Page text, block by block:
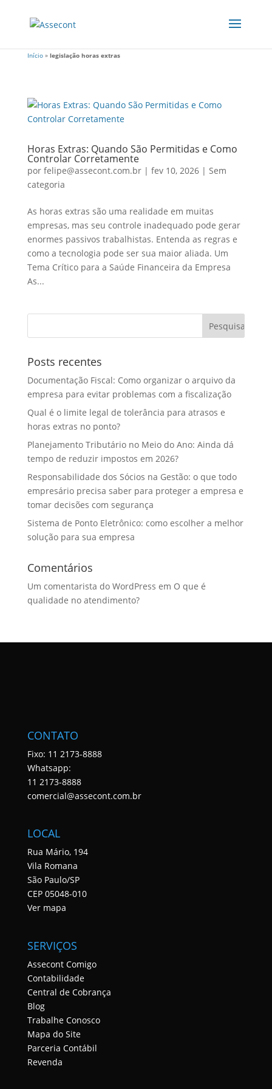
Início» legislação horas extras
Horas Extras: Quando São Permitidas e Como
Controlar Corretamente
por felipe@assecont.com.br| fev 10, 2026| Sem
categoria
As horas extras são uma realidade em muitas
empresas, mas seu controle inadequado pode gerar
enormes passivos trabalhistas. Entenda as regras e
como a tecnologia pode ser sua maior aliada. Um
Tema Crítico para a Saúde Financeira da Empresa
As...
Posts recentes
Documentação Fiscal: Como organizar o arquivo da
empresa para evitar problemas com a fiscalização
Qual é o limite legal de tolerância para atrasos e
horas extras no ponto?
Planejamento Tributário no Meio do Ano: Ainda dá
tempo de reduzir impostos em 2026?
Responsabilidade dos Sócios na Gestão: o que todo
empresário precisa saber para proteger a empresa e
tomar decisões com segurança
Sistema de Ponto Eletrônico: como escolher a melhor
solução para sua empresa
Comentários
Um comentarista do WordPress em O que é
qualidade no atendimento?
CONTATO
Fixo: 11 2173-8888
Whatsapp:
11 2173-8888
comercial@assecont.com.br
LOCAL
Rua Mário, 194
Vila Romana
São Paulo/SP
CEP 05048-010
Ver mapa
SERVIÇOS
Assecont Comigo
Contabilidade
Central de Cobrança
Blog
Trabalhe Conosco
Mapa do Site
Parceria Contábil
Revenda